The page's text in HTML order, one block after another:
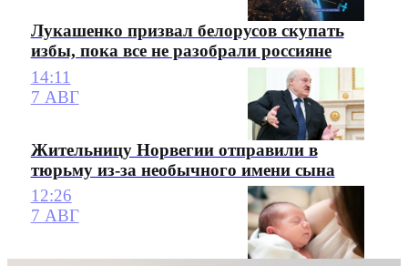
Лукашенко призвал белорусов скупать
избы, пока все не разобрали россияне
14:11
7 АВГ
Жительницу Норвегии отправили в
тюрьму из-за необычного имени сына
12:26
7 АВГ